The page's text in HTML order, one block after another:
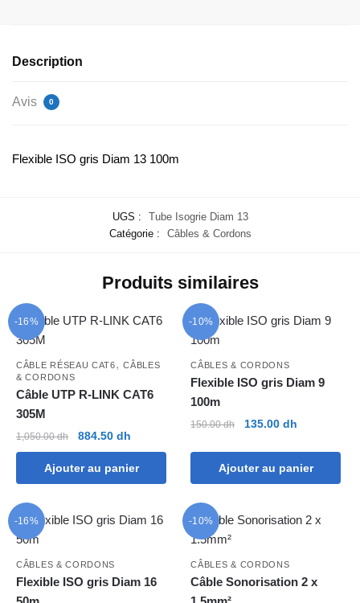
13
Description
Avis 0
Flexible ISO gris Diam 13 100m
UGS :
Tube Isogrie Diam 13
Catégorie :
Câbles & Cordons
Produits similaires
-16%
CÂBLE RÉSEAU CAT6,CÂBLES
& CORDONS
Câble UTP R-LINK CAT6
305M
1,050.00dh
Le
prix
initial
était :
884.50 dh
prix
actuel
est :
Ajouter au panier
-10%
CÂBLES & CORDONS
Flexible ISO gris Diam 9
100m
150.00dh
Le
était :
135.00dh
est :
Ajouter au panier
-16%
CÂBLES & CORDONS
Flexible ISO gris Diam 16
-10%
CÂBLES & CORDONS
Câble Sonorisation 2 x